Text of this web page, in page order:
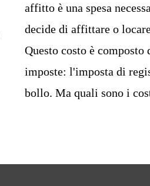
affitto è una spesa
decide di affittare o
Questo costo è composto
imposte: l'imposta di
bollo. Ma quali sono i